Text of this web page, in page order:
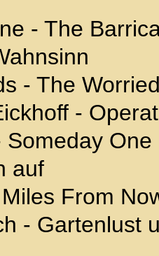
- The
- The
-
One
auf
From
- Gartenlust